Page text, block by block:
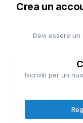
Crea un
Devi essere un
Iscriviti per un